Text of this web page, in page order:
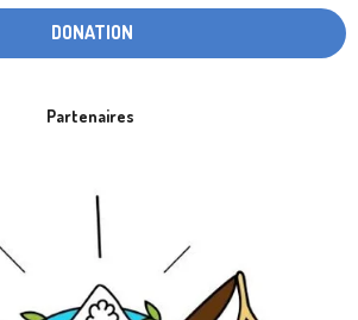
DONATION
Partenaires